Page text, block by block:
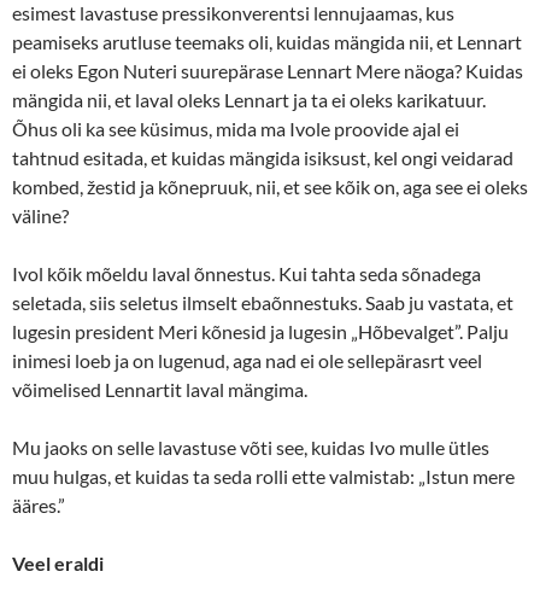
esimest lavastuse pressikonverentsi lennujaamas, kus
peamiseks arutluse teemaks oli, kuidas mängida nii, et Lennart
ei oleks Egon Nuteri suurepärase Lennart Mere näoga? Kuidas
mängida nii, et laval oleks Lennart ja ta ei oleks karikatuur.
Õhus oli ka see küsimus, mida ma Ivole proovide ajal ei
tahtnud esitada, et kuidas mängida isiksust, kel ongi veidarad
kombed, žestid ja kõnepruuk, nii, et see kõik on, aga see ei oleks
väline?
Ivol kõik mõeldu laval õnnestus. Kui tahta seda sõnadega
seletada, siis seletus ilmselt ebaõnnestuks. Saab ju vastata, et
lugesin president Meri kõnesid ja lugesin „Hõbevalget”. Palju
inimesi loeb ja on lugenud, aga nad ei ole sellepärasrt veel
võimelised Lennartit laval mängima.
Mu jaoks on selle lavastuse võti see, kuidas Ivo mulle ütles
muu hulgas, et kuidas ta seda rolli ette valmistab: „Istun mere
ääres.”
Veel eraldi